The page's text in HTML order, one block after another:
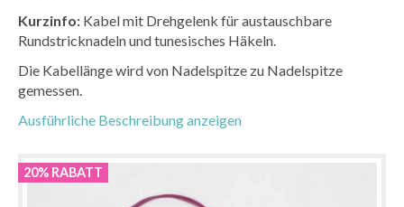
Kurzinfo: Kabel mit Drehgelenk für austauschbare
Rundstricknadeln und tunesisches Häkeln.
Die Kabellänge wird von Nadelspitze zu Nadelspitze
gemessen.
Ausführliche Beschreibung anzeigen
20% RABATT